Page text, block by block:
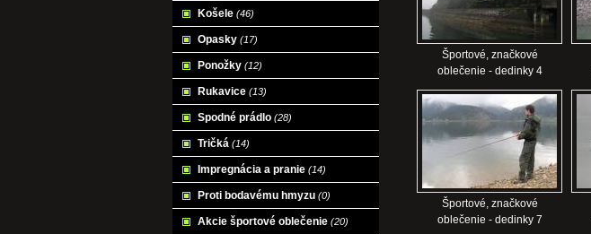
Športové, značkové
oblečenie - dedinky 4
Športové, značkové
oblečenie - dedinky 7
Košele (46)
Opasky (17)
Ponožky (12)
Rukavice (13)
Spodné prádlo (28)
Tričká (14)
Impregnácia a pranie (14)
Proti bodavému hmyzu (0)
Akcie športové oblečenie (20)